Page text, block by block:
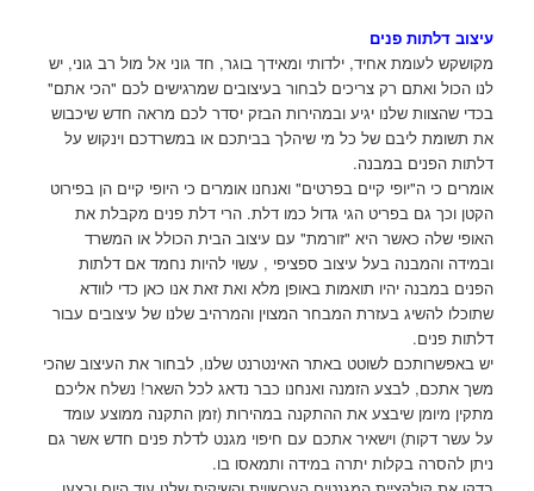
עיצוב דלתות פנים
מקושקש לעומת אחיד, ילדותי ומאידך בוגר, חד גוני אל מול רב גוני, יש
לנו הכול ואתם רק צריכים לבחור בעיצובים שמרגישים לכם "הכי אתם"
בכדי שהצוות שלנו יגיע ובמהירות הבזק יסדר לכם מראה חדש שיכבוש
את תשומת ליבם של כל מי שיהלך בביתכם או במשרדכם וינקוש על
דלתות הפנים במבנה.
אומרים כי ה"יופי קיים בפרטים" ואנחנו אומרים כי היופי קיים הן בפירוט
הקטן וכך גם בפריט הגי גדול כמו דלת. הרי דלת פנים מקבלת את
האופי שלה כאשר היא "זורמת" עם עיצוב הבית הכולל או המשרד
ובמידה והמבנה בעל עיצוב ספציפי , עשוי להיות נחמד אם דלתות
הפנים במבנה יהיו תואמות באופן מלא ואת זאת אנו כאן כדי לוודא
שתוכלו להשיג בעזרת המבחר המצוין והמרהיב שלנו של עיצובים עבור
דלתות פנים.
יש באפשרותכם לשוטט באתר האינטרנט שלנו, לבחור את העיצוב שהכי
משך אתכם, לבצע הזמנה ואנחנו כבר נדאג לכל השאר! נשלח אליכם
מתקין מיומן שיבצע את ההתקנה במהירות (זמן התקנה ממוצע עומד
על עשר דקות) וישאיר אתכם עם חיפוי מגנט לדלת פנים חדש אשר גם
ניתן להסרה בקלות יתרה במידה ותמאסו בו.